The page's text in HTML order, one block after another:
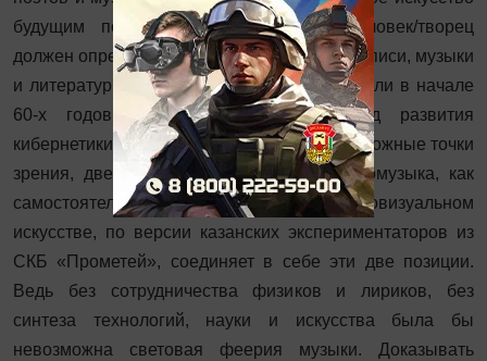
будущим поколениям? Или именно человек/творец
должен определять векторы развития живописи, музыки
и литературы? Pro и Contra. Об этом спорили в начале
60-х годов прошлого века, в период развития
кибернетики и электроники. Две противоположные точки
зрения, две эстетики, два подхода. Светомузыка, как
самостоятельное направление в аудиовизуальном
искусстве, по версии казанских экспериментаторов из
СКБ «Прометей», соединяет в себе эти две позиции.
Ведь без сотрудничества физиков и лириков, без
синтеза технологий, науки и искусства была бы
невозможна световая феерия музыки. Доказывать